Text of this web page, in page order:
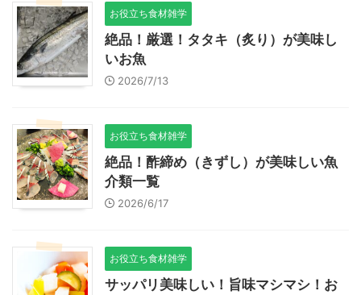
お役立ち食材雑学
絶品！厳選！タタキ（炙り）が美味し
いお魚
2026/7/13
お役立ち食材雑学
絶品！酢締め（きずし）が美味しい魚
介類一覧
2026/6/17
お役立ち食材雑学
サッパリ美味しい！旨味マシマシ！お